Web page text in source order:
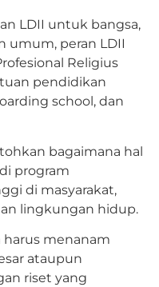
LDII untuk bangsa,
umum, peran LDII
Religius
pendidikan
school, dan
bagaimana hal
program
di masyarakat,
lingkungan hidup.
harus menanam
ataupun
riset yang